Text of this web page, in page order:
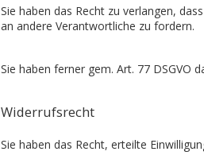
Sie haben das Recht zu verlangen,
an andere Verantwortliche zu fordern.
Sie haben ferner gem. Art. 77 DSGVO
Widerrufsrecht
Sie haben das Recht, erteilte